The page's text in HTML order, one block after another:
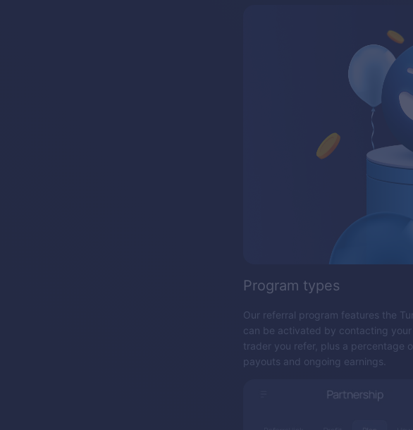
Program types
Our referral program features the
can be activated by contacting
trader you refer, plus a percentage
payouts and ongoing earnings.